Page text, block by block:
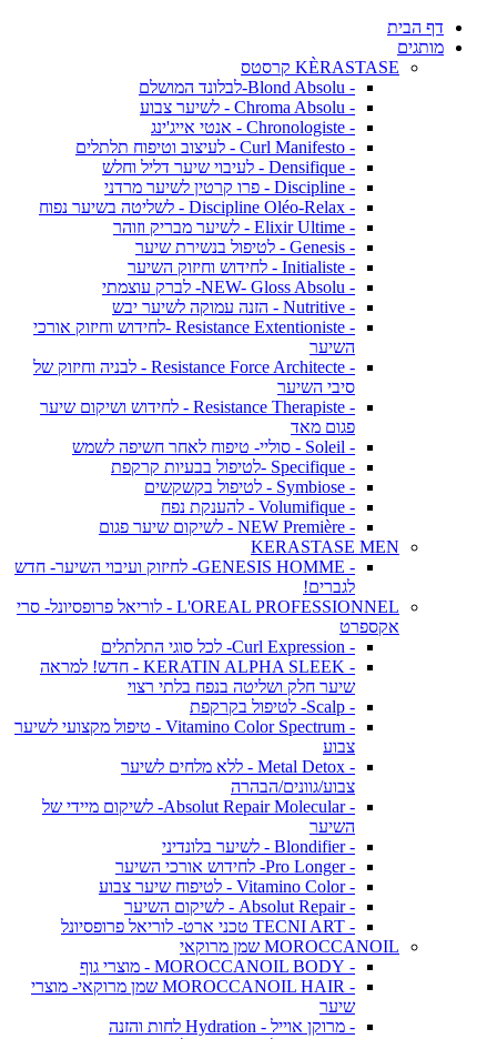
דף הבית
מותגים
KÈRASTASE קרסטס
- Blond Absolu-לבלונד המושלם
- Chroma Absolu - לשיער צבוע
- Chronologiste - אנטי אייג'ינג
- Curl Manifesto - לעיצוב וטיפוח תלתלים
- Densifique - לעיבוי שיער דליל וחלש
- Discipline - פרו קרטין לשיער מרדני
- Discipline Oléo-Relax - לשליטה בשיער נפוח
- Elixir Ultime - לשיער מבריק וזוהר
- Genesis - לטיפול בנשירת שיער
- Initialiste - לחידוש וחיזוק השיער
- NEW- Gloss Absolu- לברק עוצמתי
- Nutritive - הזנה עמוקה לשיער יבש
- Resistance Extentioniste -לחידוש וחיזוק אורכי
השיער
- Resistance Force Architecte - לבניה וחיזוק של
סיבי השיער
- Resistance Therapiste - לחידוש ושיקום שיער
פגום מאד
- Soleil - סוליי- טיפוח לאחר חשיפה לשמש
- Specifique -לטיפול בבעיות קרקפת
- Symbiose - לטיפול בקשקשים
- Volumifique - להענקת נפח
- NEW Première - לשיקום שיער פגום
KERASTASE MEN
- GENESIS HOMME- לחיזוק ועיבוי השיער- חדש
לגברים!
L'OREAL PROFESSIONNEL - לוריאל פרופסיונל- סרי
אקספרט
- Curl Expression- לכל סוגי התלתלים
- KERATIN ALPHA SLEEK - חדש! למראה
שיער חלק ושליטה בנפח בלתי רצוי
- Scalp- לטיפול בקרקפת
- Vitamino Color Spectrum - טיפול מקצועי לשיער
צבוע
- Metal Detox - ללא מלחים לשיער
צבוע/גוונים/הבהרה
- Absolut Repair Molecular- לשיקום מיידי של
השיער
- Blondifier - לשיער בלונדיני
- Pro Longer- לחידוש אורכי השיער
- Vitamino Color - לטיפוח שיער צבוע
- Absolut Repair - לשיקום השיער
- TECNI ART טכני ארט- לוריאל פרופסיונל
MOROCCANOIL שמן מרוקאי
- MOROCCANOIL BODY - מוצרי גוף
- MOROCCANOIL HAIR שמן מרוקאי- מוצרי
שיער
- מרוקן אוייל - Hydration לחות והזנה